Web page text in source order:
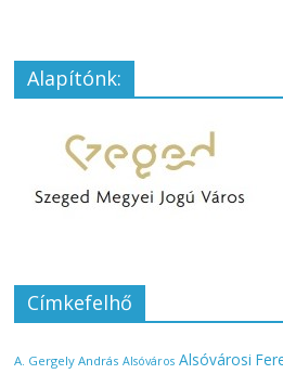
Alapítónk:
Címkefelhő
A. Gergely András Alsóváros Alsóvárosi